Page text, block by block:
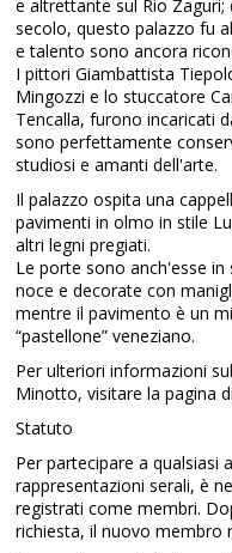
e altrettante sul Rio Zaguri;
secolo, questo palazzo fu
e talento sono ancora
I pittori Giambattista
Mingozzi e lo stuccatore
Tencalla, furono incaricati
sono perfettamente
studiosi e amanti dell'arte.
Il palazzo ospita una
pavimenti in olmo in stile
altri legni pregiati.
Le porte sono anch'esse in
noce e decorate con
mentre il pavimento è un
“pastellone” veneziano.
Per ulteriori informazioni
Minotto, visitare la pagina
Statuto
Per partecipare a qualsiasi
rappresentazioni serali, è
registrati come membri.
richiesta, il nuovo membro